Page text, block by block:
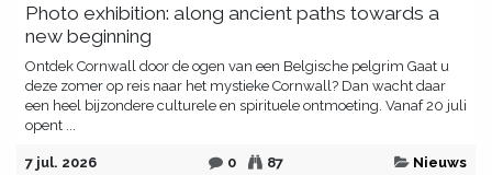
Photo exhibition: along ancient paths towards a
new beginning
Ontdek Cornwall door de ogen van een Belgische pelgrim Gaat u
deze zomer op reis naar het mystieke Cornwall? Dan wacht daar
een heel bijzondere culturele en spirituele ontmoeting. Vanaf 20 juli
opent ...
7 jul. 2026 0 87 Nieuws